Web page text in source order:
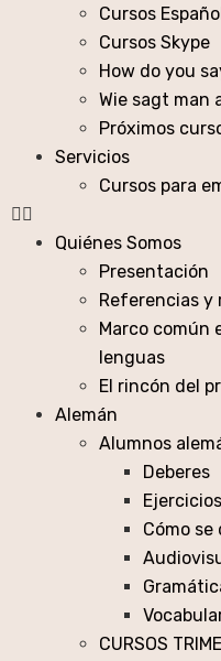
Cursos
Cursos Skype
How do you
Wie sagt man
Próximos
Servicios
Cursos para
Quiénes Somos
Presentación
Referencias y
Marco común
lenguas
El rincón del
Alemán
Alumnos
Deberes
Ejercicios
Cómo se
CURSOS